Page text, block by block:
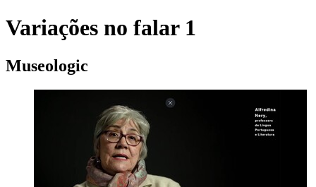
Variações no falar 1
Museologic